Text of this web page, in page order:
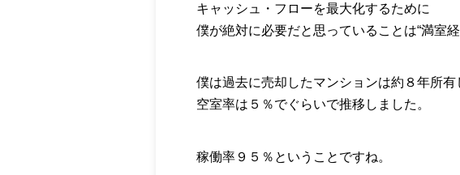
キャッシュ・フローを最大化するために
僕が絶対に必要だと思っていることは“満室経
僕は過去に売却したマンションは約８年所有
空室率は５％でぐらいで推移しました。
稼働率９５％ということですね。